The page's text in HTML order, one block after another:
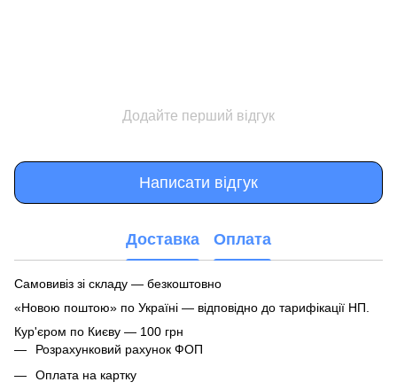
Додайте перший відгук
Написати відгук
Доставка Оплата
Самовивіз зі складу — безкоштовно
«Новою поштою» по Україні — відповідно до тарифікації НП.
Кур'єром по Києву — 100 грн
Розрахунковий рахунок ФОП
Оплата на картку